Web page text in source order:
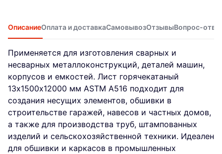
ОписаниеОплата и доставкаСамовывозОтзывыВопрос-
Применяется для изготовления сварных и
несварных металлоконструкций, деталей машин,
корпусов и емкостей. Лист горячекатаный
13х1500х12000 мм ASTM A516 подходит для
создания несущих элементов, обшивки в
строительстве гаражей, навесов и частных домов,
а также для производства труб, штампованных
изделий и сельскохозяйственной техники. Идеален
для обшивки и каркасов в промышленных